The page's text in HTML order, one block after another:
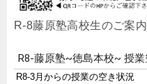
R-8藤原塾高校生のご案内